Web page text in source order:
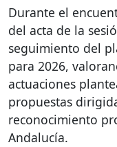
Durante el
del acta de la
seguimiento del
para 2026,
actuaciones
propuestas
reconocimiento
Andalucía.